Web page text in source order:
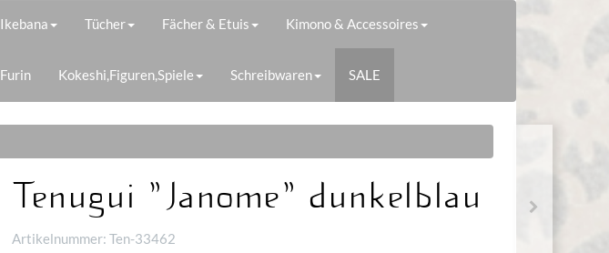
Ikebana Tücher Fächer & Etuis Kimono & Accessoires
Furin Kokeshi,Figuren,Spiele Schreibwaren SALE
Tenugui "Janome" dunkelblau
Artikelnummer: Ten-33462